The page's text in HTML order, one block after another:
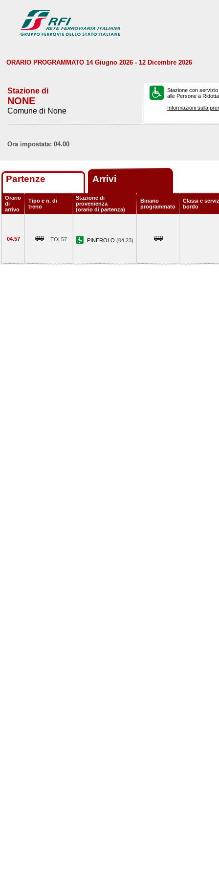
ORARIO PROGRAMMATO 14 Giugno 2026 - 12 Dicembre 2026
Stazione di
NONE
Comune di None
Stazione con
alle Persone a
Informazioni sulla
Ora impostata: 04.00
Partenze Arrivi
Orario
di
arrivo
Tipo e n. di
treno
Stazione di
provenienza
(orario di partenza)
Binario
programmato
Classi e
bordo
04.57 TOL57 PINEROLO (04.23)